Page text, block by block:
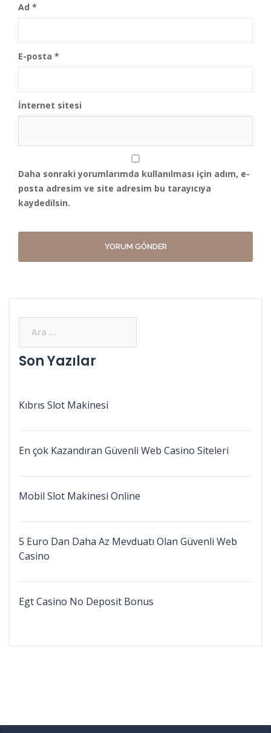
Ad *
E-posta *
İnternet sitesi
Daha sonraki yorumlarımda kullanılması için adım, e-
posta adresim ve site adresim bu tarayıcıya
kaydedilsin.
Son Yazılar
Kıbrıs Slot Makinesi
En çok Kazandıran Güvenli Web Casino Siteleri
Mobil Slot Makinesi Online
5 Euro Dan Daha Az Mevduatı Olan Güvenli Web
Casino
Egt Casino No Deposit Bonus